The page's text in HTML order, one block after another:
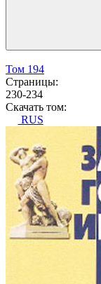
Том 194
Страницы:
230-234
Скачать том:
RUS